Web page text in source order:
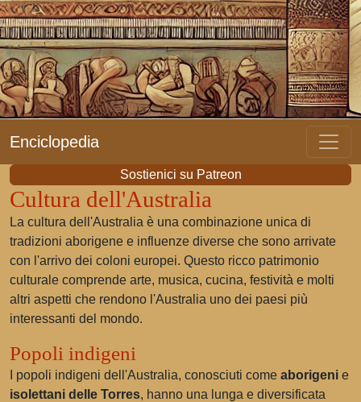
Enciclopedia
Sostienici su Patreon
Cultura dell'Australia
La cultura dell'Australia è una combinazione unica di
tradizioni aborigene e influenze diverse che sono arrivate
con l'arrivo dei coloni europei. Questo ricco patrimonio
culturale comprende arte, musica, cucina, festività e molti
altri aspetti che rendono l'Australia uno dei paesi più
interessanti del mondo.
Popoli indigeni
I popoli indigeni dell'Australia, conosciuti come aborigeni e
isolettani delle Torres, hanno una lunga e diversificata